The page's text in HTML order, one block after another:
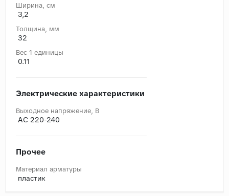
Ширина, cм
3,2
Толщина, мм
32
Вес 1 единицы
0.11
Электрические характеристики
Выходное напряжение, В
AC 220-240
Прочее
Материал арматуры
пластик